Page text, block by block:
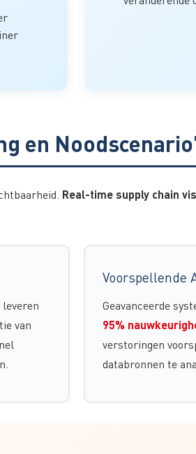
en
Real-time supply chain
van
Voorspellende
Geavanceerde
95%
verstoringen
databronnen te